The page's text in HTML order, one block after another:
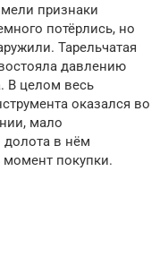
признаки
потёрлись, но
Тарельчатая
давлению
В целом весь
оказался во
мало
в нём
момент покупки.